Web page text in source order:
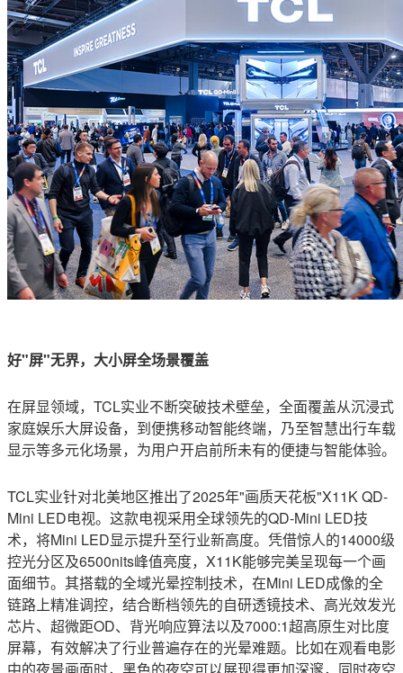
好"屏"无界，大小屏全场景覆盖
在屏显领域，TCL实业不断突破技术壁垒，全面覆盖从沉浸式
家庭娱乐大屏设备，到便携移动智能终端，乃至智慧出行车载
显示等多元化场景，为用户开启前所未有的便捷与智能体验。
TCL实业针对北美地区推出了2025年"画质天花板"X11K QD-
Mini LED电视。这款电视采用全球领先的QD-Mini LED技
术，将Mini LED显示提升至行业新高度。凭借惊人的14000级
控光分区及6500nits峰值亮度，X11K能够完美呈现每一个画
面细节。其搭载的全域光晕控制技术，在Mini LED成像的全
链路上精准调控，结合断档领先的自研透镜技术、高光效发光
芯片、超微距OD、背光响应算法以及7000:1超高原生对比度
屏幕，有效解决了行业普遍存在的光晕难题。比如在观看电影